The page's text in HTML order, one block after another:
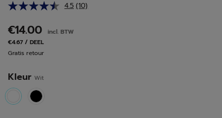
4.5 Lees
(10)
€14.00
incl. BTW
€4.67 / DEEL
Gratis retour
Kleur Wit
selected